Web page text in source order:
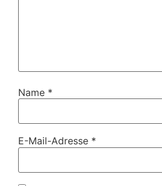
Name *
E-Mail-Adresse *